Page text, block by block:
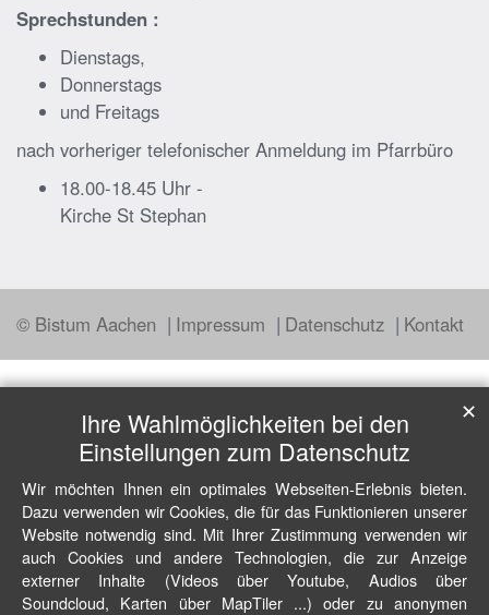
Sprechstunden :
Dienstags,
Donnerstags
und Freitags
nach vorheriger telefonischer Anmeldung im Pfarrbüro
18.00-18.45 Uhr -
Kirche St Stephan
© Bistum Aachen Impressum Datenschutz Kontakt
Ihre Wahlmöglichkeiten bei den
Einstellungen zum Datenschutz
Wir möchten Ihnen ein optimales Webseiten-Erlebnis bieten.
Dazu verwenden wir Cookies, die für das Funktionieren unserer
Website notwendig sind. Mit Ihrer Zustimmung verwenden wir
auch Cookies und andere Technologien, die zur Anzeige
externer Inhalte (Videos über Youtube, Audios über
Soundcloud, Karten über MapTiler ...) oder zu anonymen
✕